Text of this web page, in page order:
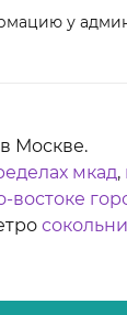
у
в Москве.
мкад,
востоке